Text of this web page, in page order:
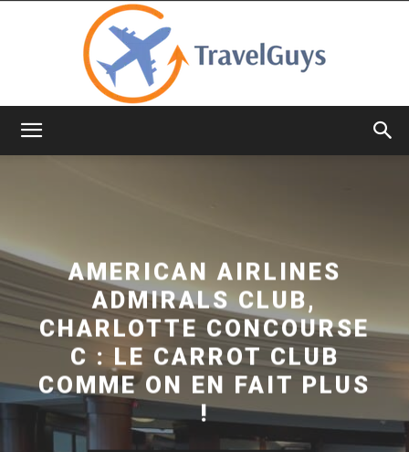
AMERICAN AIRLINES
ADMIRALS CLUB,
CHARLOTTE CONCOURSE
C : LE CARROT CLUB
COMME ON EN FAIT PLUS
!